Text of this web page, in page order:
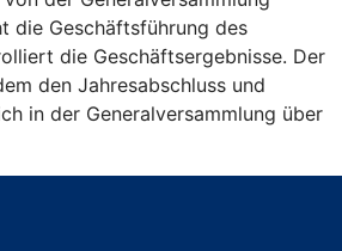
die Geschäftsführung des
die Geschäftsergebnisse. Der
den Jahresabschluss und
in der Generalversammlung über